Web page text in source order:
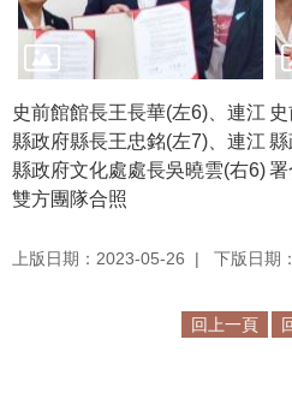
資
料
開
放
宣
告
隱
權
史前館館長王長華(左6)、連江
縣政府縣長王忠銘(左7)、連江
縣政府文化處處長吳曉雲(右6)
雙方團隊合照
縣
署
上版日期：2023-05-26 下版日期
回上一頁